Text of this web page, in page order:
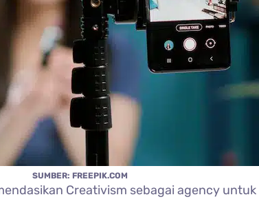
SUMBER: FREEPIK.COM
Creativism sebagai agency untuk